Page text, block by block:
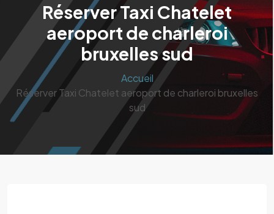
Réserver Taxi Chatelet
aeroport de charleroi
bruxelles sud
Accueil
Réserver Taxi Chatelet aeroport de charleroi bruxelles
sud